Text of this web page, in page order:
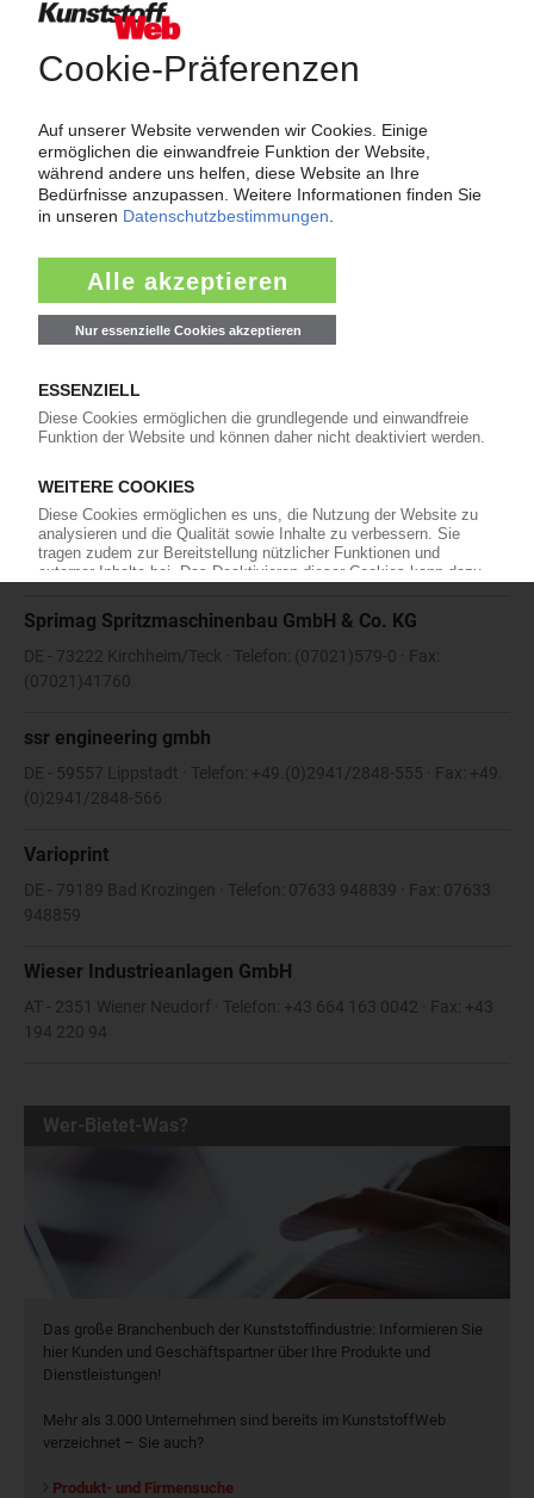
CH - 1701 Fribourg · Telefon: (037)861111 · Fax: (037)241304
Printing Technology Wache Inhaber: Daniel Wache
3098 901
Ernst Reinhardt GmbH Industrieofenbau
DE - 78048 Villingen-Schwenningen · Telefon: 07721/8441-0 · Fax:
SAUERESSIG GmbH + Co. KG
DE - 48691 Vreden · Telefon: 0049-(0) 2564 12-0 · Fax: 0049-(0)
SPMA Spezialmaschinen GmbH Lackieranlagen
DE - 73266 Bissingen/Teck · Telefon: 07023 - 749 720 · Fax: 07023
- 742 745
Sprimag Spritzmaschinenbau GmbH & Co. KG
DE - 73222 Kirchheim/Teck · Telefon: (07021)579-0 · Fax:
(07021)41760
ssr engineering gmbh
DE - 59557 Lippstadt · Telefon: +49.(0)2941/2848-555 · Fax: +49.
(0)2941/2848-566
Varioprint
DE - 79189 Bad Krozingen · Telefon: 07633 948839 · Fax: 07633
948859
Wieser Industrieanlagen GmbH
AT - 2351 Wiener Neudorf · Telefon: +43 664 163 0042 · Fax: +43
194 220 94
Wer-Bietet-Was?
Das große Branchenbuch der Kunststoffindustrie: Informieren Sie
hier Kunden und Geschäftspartner über Ihre Produkte und
Dienstleistungen!
Mehr als 3.000 Unternehmen sind bereits im KunststoffWeb
verzeichnet – Sie auch?
Produkt- und Firmensuche